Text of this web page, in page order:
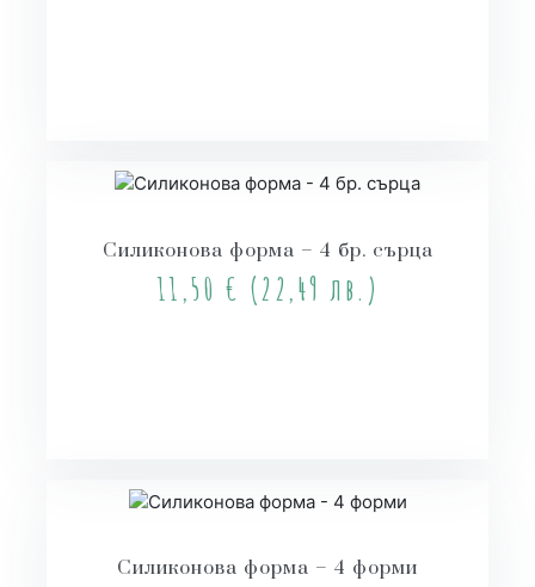
Силиконова форма – 4 бр. сърца
11,50 € (22,49 лв.)
Силиконова форма – 4 форми